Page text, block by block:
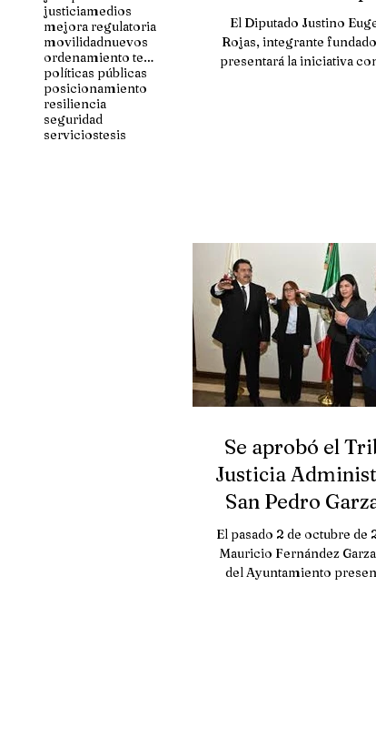
justiciamedios
mejora regulatoria
movilidadnuevos
ordenamiento territorial
políticas públicas
posicionamiento
resiliencia
seguridad
serviciostesis
segundo al
la Le
El Diputado Justino
Rojas, integrante
presentará la iniciativa
Se aprobó el
Justicia
San Pedro
El pasado 2 de octubre de
Mauricio Fernández Garza
del Ayuntamiento